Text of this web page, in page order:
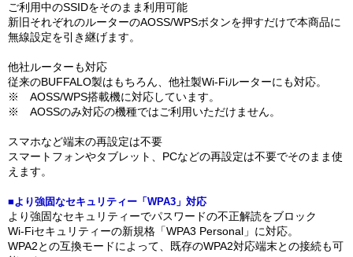
ご利用中のSSIDをそのまま利用可能
新旧それぞれのルーターのAOSS/WPSボタンを押すだけで本商品に
無線設定を引き継げます。
他社ルーターも対応
従来のBUFFALO製はもちろん、他社製Wi-Fiルーターにも対応。
※ AOSS/WPS搭載機に対応しています。
※ AOSSのみ対応の機種ではご利用いただけません。
スマホなど端末の再設定は不要
スマートフォンやタブレット、PCなどの再設定は不要でそのまま使
えます。
■より強固なセキュリティー「WPA3」対応
より強固なセキュリティーでパスワードの不正解読をブロック
Wi-Fiセキュリティーの新規格「WPA3 Personal」に対応。
WPA2との互換モードによって、既存のWPA2対応端末との接続も可